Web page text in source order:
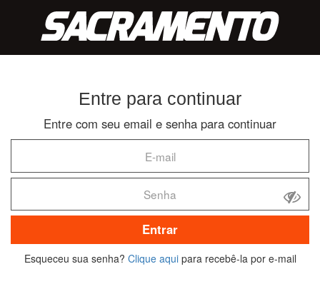
Entre para continuar
Entre com seu email e senha para continuar
Entrar
Esqueceu sua senha? Clique aquipara recebê-la por e-mail